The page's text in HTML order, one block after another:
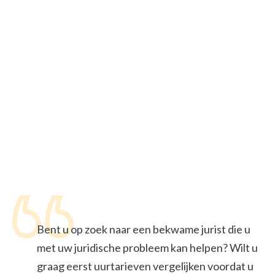
Bent u op zoek naar een bekwame jurist die u
met uw juridische probleem kan helpen? Wilt u
graag eerst uurtarieven vergelijken voordat u